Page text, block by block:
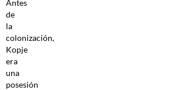
Antes
de
la
colonización,
Kopje
era
una
posesión